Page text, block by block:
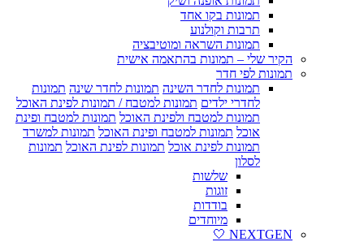
תמונות בקו אחד
תרבות וקולנוע
תמונות השראה ומוטיבציה
הקיר שלי – תמונות בהתאמה אישית
תמונות לפי חדר
תמונות לחדר השינה תמונות לחדר שינה תמונות
לחדרי ילדים תמונות למטבח / תמונות לפינת האוכל
תמונות למטבח ולפינת האוכל תמונות למטבח ופינת
אוכל תמונות למטבח ופינת האוכל תמונות למשרד
תמונות לפינת אוכל תמונות לפינת האוכל תמונות
לסלון
שלשות
זוגות
בודדות
מיוחדים
NEXTGEN 🤍